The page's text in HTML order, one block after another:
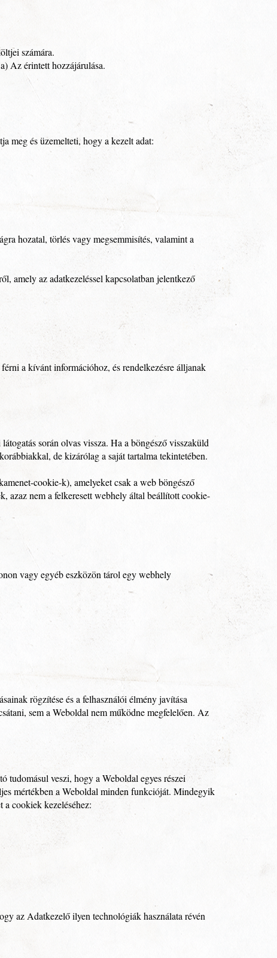
számára.
Az érintett hozzájárulása.
meg és üzemelteti, hogy a kezelt adat:
hozatal, törlés vagy megsemmisítés, valamint a
amely az adatkezeléssel kapcsolatban jelentkező
a kívánt információhoz, és rendelkezésre álljanak
során olvas vissza. Ha a böngésző visszaküld
de kizárólag a saját tartalma tekintetében.
cookie-k), amelyeket csak a web böngésző
azaz nem a felkeresett webhely által beállított cookie-
vagy egyéb eszközön tárol egy webhely
rögzítése és a felhasználói élmény javítása
sem a Weboldal nem működne megfelelően. Az
veszi, hogy a Weboldal egyes részei
mértékben a Weboldal minden funkcióját. Mindegyik
cookiek kezeléséhez:
az Adatkezelő ilyen technológiák használata révén